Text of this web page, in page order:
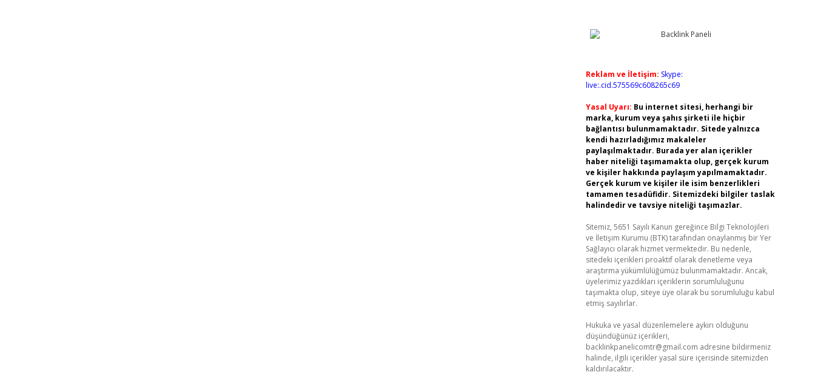
Reklam ve İletişim: Skype:
live:.cid.575569c608265c69
Yasal Uyarı: Bu internet sitesi, herhangi bir
marka, kurum veya şahıs şirketi ile hiçbir
bağlantısı bulunmamaktadır. Sitede yalnızca
kendi hazırladığımız makaleler
paylaşılmaktadır. Burada yer alan içerikler
haber niteliği taşımamakta olup, gerçek kurum
ve kişiler hakkında paylaşım yapılmamaktadır.
Gerçek kurum ve kişiler ile isim benzerlikleri
tamamen tesadüfidir. Sitemizdeki bilgiler taslak
halindedir ve tavsiye niteliği taşımazlar.
Sitemiz, 5651 Sayılı Kanun gereğince Bilgi Teknolojileri
ve İletişim Kurumu (BTK) tarafından onaylanmış bir Yer
Sağlayıcı olarak hizmet vermektedir. Bu nedenle,
sitedeki içerikleri proaktif olarak denetleme veya
araştırma yükümlülüğümüz bulunmamaktadır. Ancak,
üyelerimiz yazdıkları içeriklerin sorumluluğunu
taşımakta olup, siteye üye olarak bu sorumluluğu kabul
etmiş sayılırlar.
Hukuka ve yasal düzenlemelere aykırı olduğunu
düşündüğünüz içerikleri,
backlinkpanelicomtr@gmail.com adresine bildirmeniz
halinde, ilgili içerikler yasal süre içerisinde sitemizden
kaldırılacaktır.